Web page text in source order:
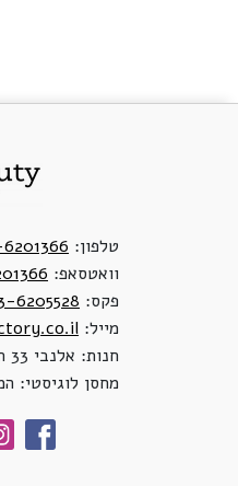
טלפון:
וואטסאפ:
פקס: 6205528
מייל:
חנות: אלנבי 33 תל אביב
מחסן לוגיסטי: המרכבה